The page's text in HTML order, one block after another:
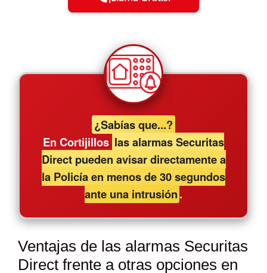
¿Sabías que...?
En Cortijillos las alarmas Securitas
Direct pueden avisar directamente a
la Policía en menos de 30 segundos
ante una intrusión.
Ventajas de las alarmas Securitas
Direct frente a otras opciones en